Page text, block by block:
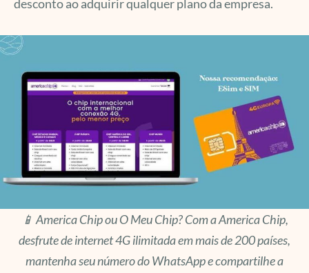
desconto ao adquirir qualquer plano da empresa.
📱 America Chip ou O Meu Chip? Com a America Chip,
desfrute de internet 4G ilimitada em mais de 200 países,
mantenha seu número do WhatsApp e compartilhe a